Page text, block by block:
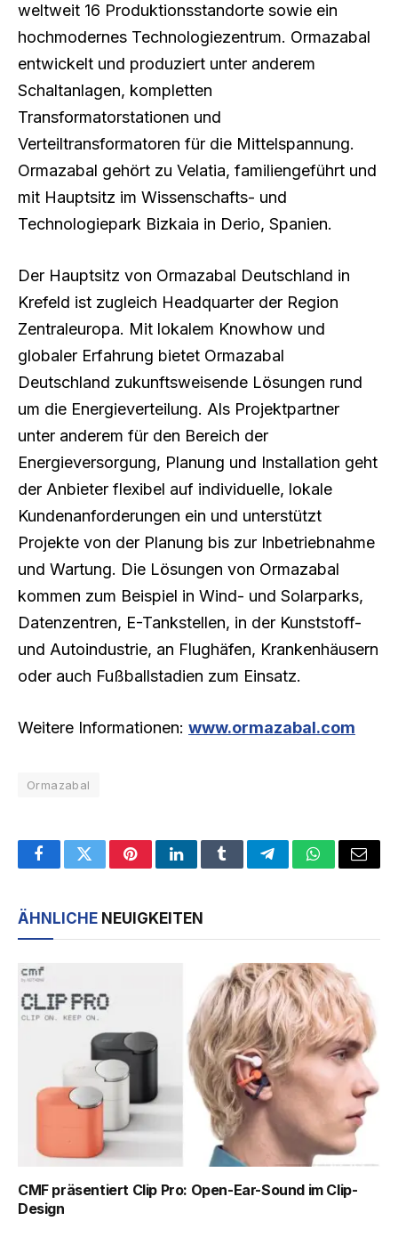
weltweit 16 Produktionsstandorte sowie ein
hochmodernes Technologiezentrum. Ormazabal
entwickelt und produziert unter anderem
Schaltanlagen, kompletten
Transformatorstationen und
Verteiltransformatoren für die Mittelspannung.
Ormazabal gehört zu Velatia, familiengeführt und
mit Hauptsitz im Wissenschafts- und
Technologiepark Bizkaia in Derio, Spanien.
Der Hauptsitz von Ormazabal Deutschland in
Krefeld ist zugleich Headquarter der Region
Zentraleuropa. Mit lokalem Knowhow und
globaler Erfahrung bietet Ormazabal
Deutschland zukunftsweisende Lösungen rund
um die Energieverteilung. Als Projektpartner
unter anderem für den Bereich der
Energieversorgung, Planung und Installation geht
der Anbieter flexibel auf individuelle, lokale
Kundenanforderungen ein und unterstützt
Projekte von der Planung bis zur Inbetriebnahme
und Wartung. Die Lösungen von Ormazabal
kommen zum Beispiel in Wind- und Solarparks,
Datenzentren, E-Tankstellen, in der Kunststoff-
und Autoindustrie, an Flughäfen, Krankenhäusern
oder auch Fußballstadien zum Einsatz.
Weitere Informationen: www.ormazabal.com
Ormazabal
FacebookTwitterPinterestLinkedInTumblrTelegramWhatsApp
Email
ÄHNLICHE NEUIGKEITEN
CMF präsentiert Clip Pro: Open-Ear-Sound im Clip-
Design